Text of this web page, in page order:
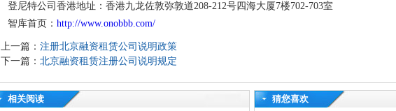
登尼特公司香港地址：香港九龙佐敦弥敦道208-212号四海大厦7楼702-703室
智库首页： http://www.onobbb.com/
上一篇： 注册北京融资租赁公司说明政策
下一篇： 北京融资租赁注册公司说明规定
相关阅读 猜您喜欢